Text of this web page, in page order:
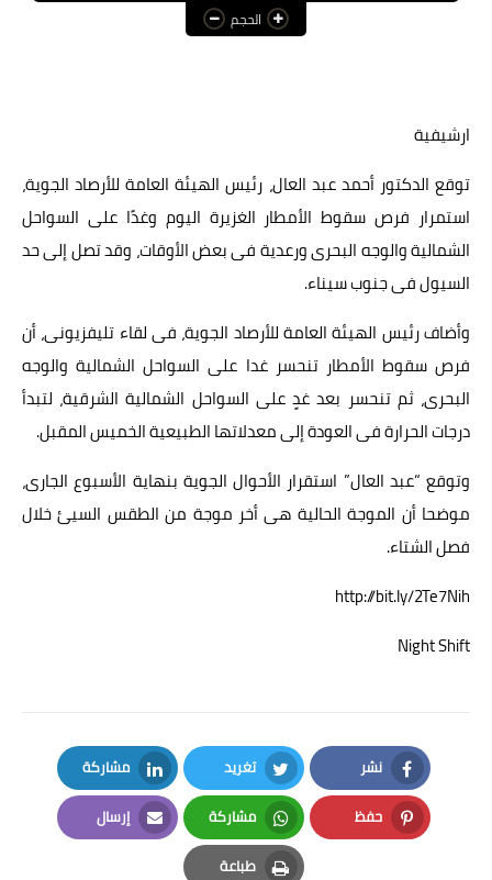
عالم المرأة
أخبار عربية
أخبار النجوم
أخبار العالم
الحجم
ارشيفية
توقع الدكتور أحمد عبد العال، رئيس الهيئة العامة للأرصاد الجوية،
استمرار فرص سقوط الأمطار الغزيرة اليوم وغدًا على السواحل
الشمالية والوجه البحرى ورعدية فى بعض الأوقات، وقد تصل إلى حد
السيول فى جنوب سيناء.
وأضاف رئيس الهيئة العامة للأرصاد الجوية، فى لقاء تليفزيونى، أن
فرص سقوط الأمطار تنحسر غدا على السواحل الشمالية والوجه
البحرى، ثم تنحسر بعد غدٍ على السواحل الشمالية الشرقية، لتبدأ
درجات الحرارة فى العودة إلى معدلاتها الطبيعية الخميس المقبل.
وتوقع “عبد العال” استقرار الأحوال الجوية بنهاية الأسبوع الجارى،
موضحا أن الموجة الحالية هى أخر موجة من الطقس السيئ خلال
فصل الشتاء.
http://bit.ly/2Te7Nih
Night Shift
نشر
Facebook
تغريد
Twitter
مشاركة
LinkedIn
حفظ
Pinterest
مشاركة
Whatsapp
إرسال
Email
طباعة